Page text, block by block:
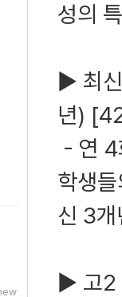
성의
▶ 최
년)
- 연 4
학생
신 3개
▶ 고2